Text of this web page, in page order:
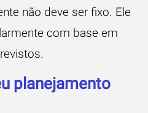
não deve ser fixo. Ele
com base em
planejamento